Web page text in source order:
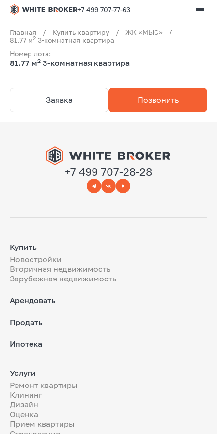
+7 499 707-77-63
Главная / Купить квартиру / ЖК «МЫС»
/
81.77 м2 3-комнатная квартира
Номер лота:
81.77 м2 3-комнатная квартира
Заявка Позвонить
+7 499 707-28-28
Купить
Новостройки
Вторичная недвижимость
Зарубежная недвижимость
Арендовать
Продать
Ипотека
Услуги
Ремонт квартиры
Клининг
Дизайн
Оценка
Прием квартиры